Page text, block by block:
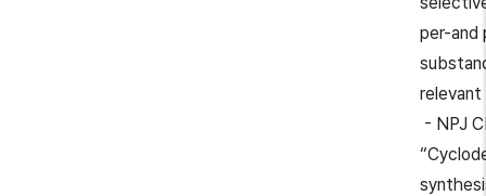
per-and
relevant
- NPJ